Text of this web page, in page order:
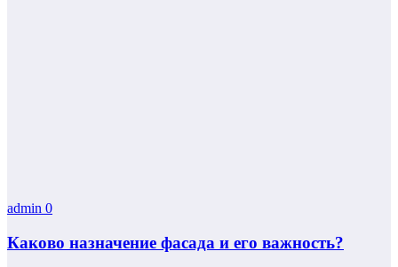
admin 0
Каково назначение фасада и его важность?